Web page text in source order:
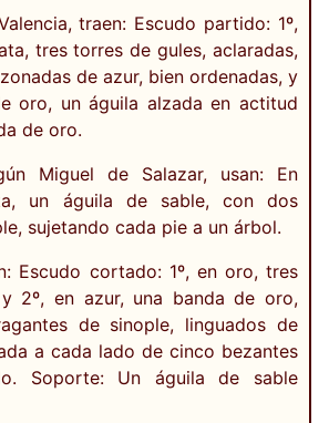
traen: Escudo partido: 1º,
tres torres de gules, aclaradas,
de azur, bien ordenadas, y
oro, un águila alzada en actitud
de oro.
Miguel de Salazar, usan: En
un águila de sable, con dos
sujetando cada pie a un árbol.
Escudo cortado: 1º, en oro, tres
2º, en azur, una banda de oro,
de sinople, linguados de
a cada lado de cinco bezantes
Soporte: Un águila de sable